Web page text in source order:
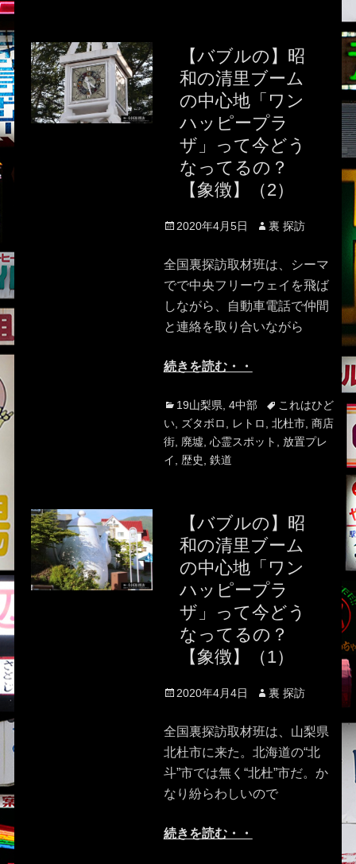
【バブルの】昭
和の清里ブーム
の中心地「ワン
ハッピープラ
ザ」って今どう
なってるの？
【象徴】（2）
Posted
2020年4月5日 Author
裏 探訪
全国裏探訪取材班は、シーマ
でで中央フリーウェイを飛ば
しながら、自動車電話で仲間
と連絡を取り合いながら
続きを読む・・
Categories
19山梨県 4中部 Tagsこれはひど
い, ズタボロ レトロ 北杜市, 商店
街, 廃墟 心霊スポット
放置プレ
イ
歴史 鉄道
【バブルの】昭
和の清里ブーム
の中心地「ワン
ハッピープラ
ザ」って今どう
なってるの？
【象徴】（1）
Posted
2020年4月4日 Author
裏 探訪
全国裏探訪取材班は、山梨県
北杜市に来た。北海道の“北
斗”市では無く“北杜”市だ。か
なり紛らわしいので
続きを読む・・